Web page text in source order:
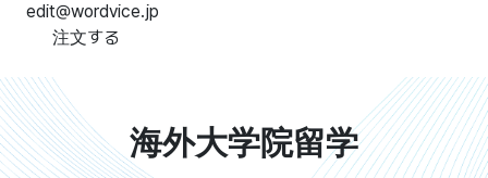
edit@wordvice.jp
注文する
海外大学院留学